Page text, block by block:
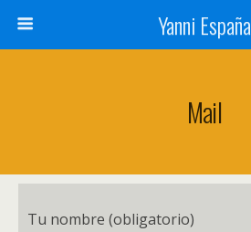
Yanni España
Mail
Tu nombre (obligatorio)